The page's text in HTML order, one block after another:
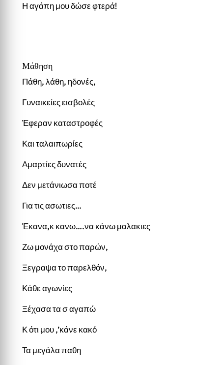
Η αγάπη μου δώσε φτερά!
Μάθηση
Πάθη, λάθη, ηδονές,
Γυναικείες εισβολές
Έφεραν καταστροφές
Και ταλαιπωρίες
Αμαρτίες δυνατές
Δεν μετάνιωσα ποτέ
Για τις ασωτιες…
Έκανα,κ κανω….να κάνω μαλακιες
Ζω μονάχα στο παρών,
Ξεγραψα το παρελθόν,
Κάθε αγωνίες
Ξέχασα τα σ αγαπώ
Κ ότι μου ,’κάνε κακό
Τα μεγάλα παθη